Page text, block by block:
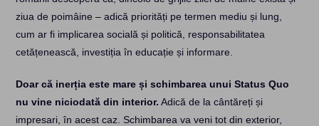
ziua de poimâine – adică priorități pe termen mediu și lung,
cum ar fi implicarea socială și politică, responsabilitatea
cetățenească, investiția în educație și informare.
Doar că inerția este mare și schimbarea unui Status Quo
nu vine niciodată din interior. Adică de la cântăreți și
impresari, în acest caz. Schimbarea va veni tot din exterior,